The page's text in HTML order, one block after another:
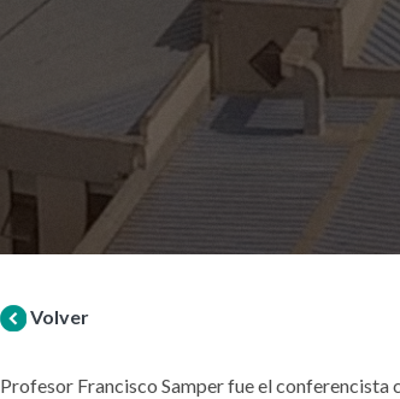
Volver
Profesor Francisco Samper fue el